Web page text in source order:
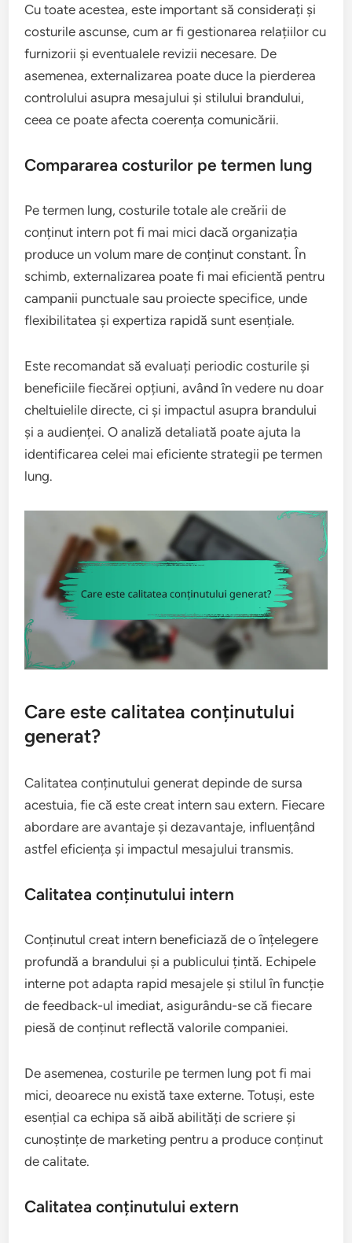
Cu toate acestea, este important să considerați și
costurile ascunse, cum ar fi gestionarea relațiilor cu
furnizorii și eventualele revizii necesare. De
asemenea, externalizarea poate duce la pierderea
controlului asupra mesajului și stilului brandului,
ceea ce poate afecta coerența comunicării.
Compararea costurilor pe termen lung
Pe termen lung, costurile totale ale creării de
conținut intern pot fi mai mici dacă organizația
produce un volum mare de conținut constant. În
schimb, externalizarea poate fi mai eficientă pentru
campanii punctuale sau proiecte specifice, unde
flexibilitatea și expertiza rapidă sunt esențiale.
Este recomandat să evaluați periodic costurile și
beneficiile fiecărei opțiuni, având în vedere nu doar
cheltuielile directe, ci și impactul asupra brandului
și a audienței. O analiză detaliată poate ajuta la
identificarea celei mai eficiente strategii pe termen
lung.
Care este calitatea conținutului
generat?
Calitatea conținutului generat depinde de sursa
acestuia, fie că este creat intern sau extern. Fiecare
abordare are avantaje și dezavantaje, influențând
astfel eficiența și impactul mesajului transmis.
Calitatea conținutului intern
Conținutul creat intern beneficiază de o înțelegere
profundă a brandului și a publicului țintă. Echipele
interne pot adapta rapid mesajele și stilul în funcție
de feedback-ul imediat, asigurându-se că fiecare
piesă de conținut reflectă valorile companiei.
De asemenea, costurile pe termen lung pot fi mai
mici, deoarece nu există taxe externe. Totuși, este
esențial ca echipa să aibă abilități de scriere și
cunoștințe de marketing pentru a produce conținut
de calitate.
Calitatea conținutului extern